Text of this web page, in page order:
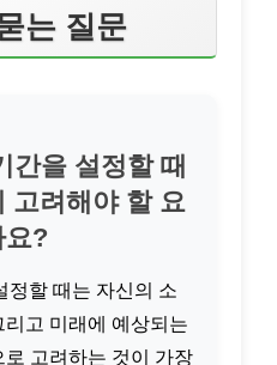
는 질문
간을 설정할 때
고려해야 할 요
요?
정할 때는 자신의 소
고 미래에 예상되는
고려하는 것이 가장